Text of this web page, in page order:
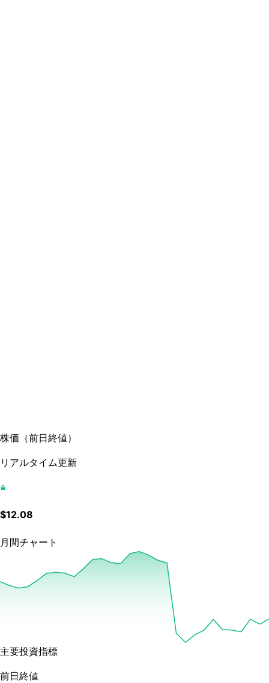
株価 （前日終値）
リアルタイム更新
$12.08
月間チャート
主要投資指標
前日終値